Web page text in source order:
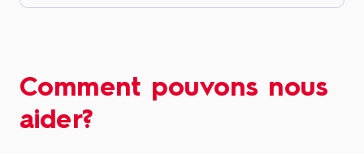
Comment pouvons nous
aider?